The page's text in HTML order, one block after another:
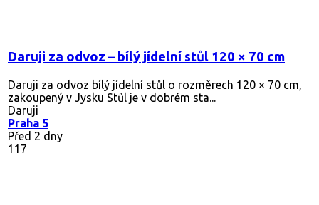
Daruji za odvoz – bílý jídelní stůl 120 × 70 cm
Daruji za odvoz bílý jídelní stůl o rozměrech 120 × 70 cm,
zakoupený v Jysku Stůl je v dobrém sta...
Daruji
Praha 5
Před 2 dny
117